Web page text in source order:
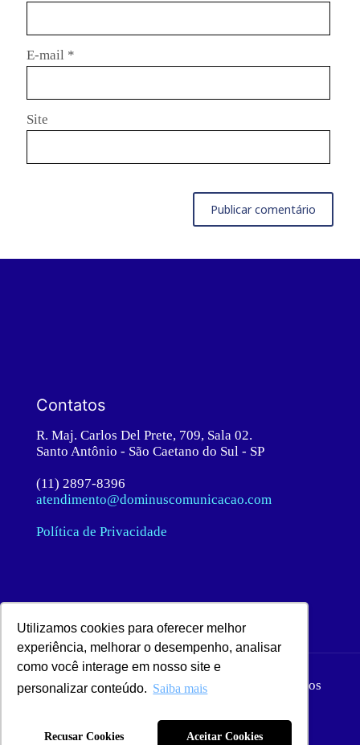
Utilizamos cookies para oferecer melhor
experiência, melhorar o desempenho, analisar
como você interage em nosso site e
personalizar conteúdo. Saiba mais
Recusar Cookies Aceitar Cookies
E-mail *
Site
Contatos
R. Maj. Carlos Del Prete, 709, Sala 02.
Santo Antônio - São Caetano do Sul - SP
(11) 2897-8396
atendimento@dominuscomunicacao.com
Política de Privacidade
© 2020 Dominus Comunicação. Todos os direitos